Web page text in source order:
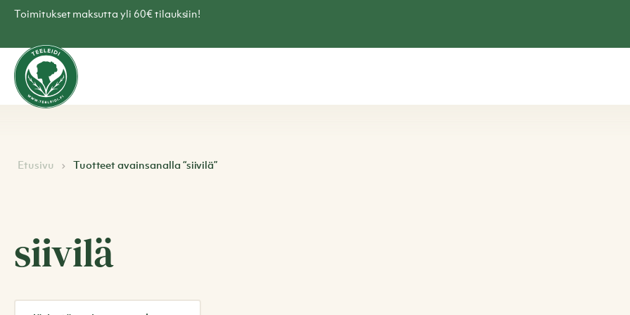
Skip
Toimitukset maksutta yli 60€ tilauksiin!
Teen
verkkokauppa
–
Teeleidi
Etusivu Tuotteet avainsanalla “siivilä”
siivilä